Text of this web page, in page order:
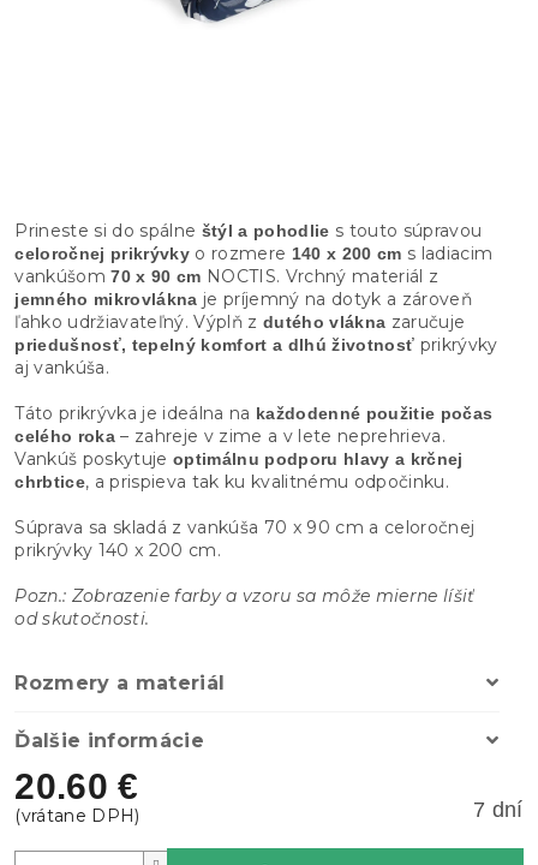
20.60 €
7 dní
Prineste si do spálne štýl a pohodlie s touto súpravou
celoročnej prikrývkyo rozmere 140 x 200 cm s ladiacim
vankúšom70 x 90 cm NOCTIS. Vrchný materiál z
jemného mikrovlákna je príjemný na dotyk a zároveň
ľahko udržiavateľný. Výplň z dutého vlákna zaručuje
priedušnosť, tepelný komfort a dlhú životnosť prikrývky
aj vankúša.
Táto prikrývka je ideálna na každodenné použitie počas
celého roka– zahreje v zime a v lete neprehrieva.
Vankúš poskytuje optimálnu podporu hlavy a krčnej
chrbtice, a prispieva tak ku kvalitnému odpočinku.
Súprava sa skladá z vankúša 70 x 90 cm a celoročnej
prikrývky 140 x 200 cm.
Pozn.: Zobrazenie farby a vzoru sa môže mierne líšiť
od skutočnosti.
Rozmery a materiál
Ďalšie informácie